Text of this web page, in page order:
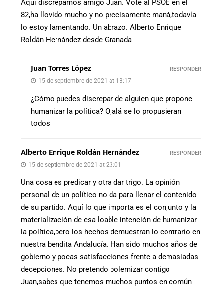
Aquí discrepamos amigo Juan. Voté al PSOE en el
82,ha llovido mucho y no precisamente maná,todavía
lo estoy lamentando. Un abrazo. Alberto Enrique
Roldán Hernández desde Granada
Juan Torres López
15 de septiembre de 2021 at 13:17
¿Cómo puedes discrepar de alguien que propone
humanizar la política? Ojalá se lo propusieran
todos
RESPONDER
Alberto Enrique Roldán Hernández
15 de septiembre de 2021 at 23:01
Una cosa es predicar y otra dar trigo. La opinión
personal de un político no da para llenar el contenido
de su partido. Aquí lo que importa es el conjunto y la
materialización de esa loable intención de humanizar
la política,pero los hechos demuestran lo contrario en
nuestra bendita Andalucía. Han sido muchos años de
gobierno y pocas satisfacciones frente a demasiadas
decepciones. No pretendo polemizar contigo
Juan,sabes que tenemos muchos puntos en común
RESPONDER